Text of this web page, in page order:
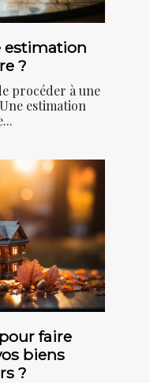
estimation
?
procéder à une
estimation
faire
biens
?